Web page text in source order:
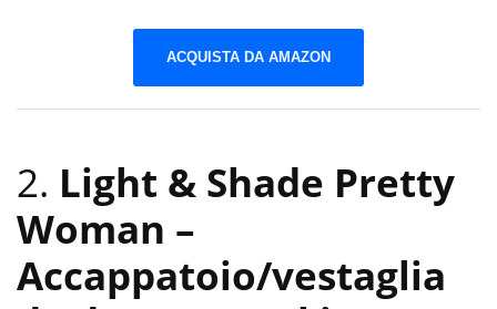
ACQUISTA DA AMAZON
2. Light & Shade Pretty
Woman –
Accappatoio/vestaglia